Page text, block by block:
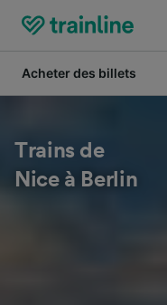
Acheter des billets
Trains de
Nice à Berlin